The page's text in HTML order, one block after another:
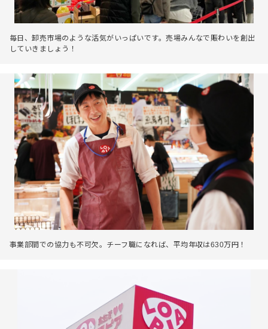
毎日、卸売市場のような活気がいっぱいです。売場みんなで賑わいを創出
していきましょう！
事業部間での協力も不可欠。チーフ職になれば、平均年収は630万円！